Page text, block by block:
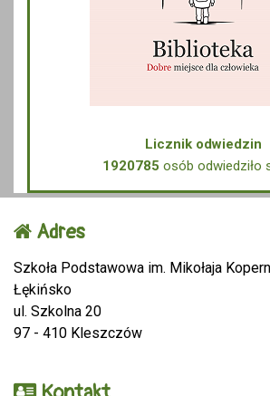
Licznik odwiedzin
1920785 osób odwiedziło
Adres
Szkoła Podstawowa im. Mikołaja
Łękińsko
ul. Szkolna 20
97 - 410 Kleszczów